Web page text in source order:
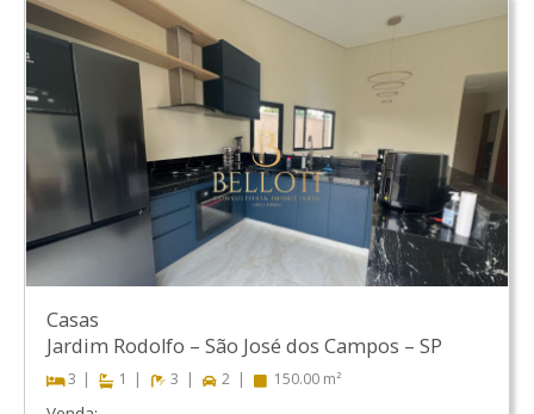
Casas
Jardim Rodolfo – São José dos Campos – SP
3 1 3 2 150.00 m²